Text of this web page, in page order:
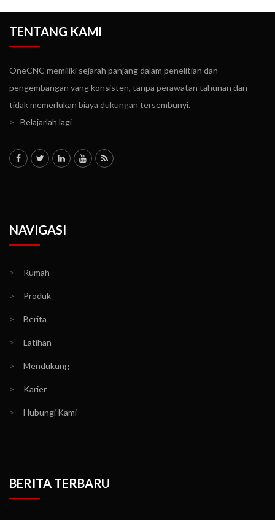
TENTANG KAMI
OneCNC memiliki sejarah panjang dalam penelitian dan
pengembangan yang konsisten, tanpa perawatan tahunan dan
tidak memerlukan biaya dukungan tersembunyi.
>
Belajarlah lagi
NAVIGASI
> Rumah
> Produk
> Berita
> Latihan
> Mendukung
> Karier
> Hubungi Kami
BERITA TERBARU